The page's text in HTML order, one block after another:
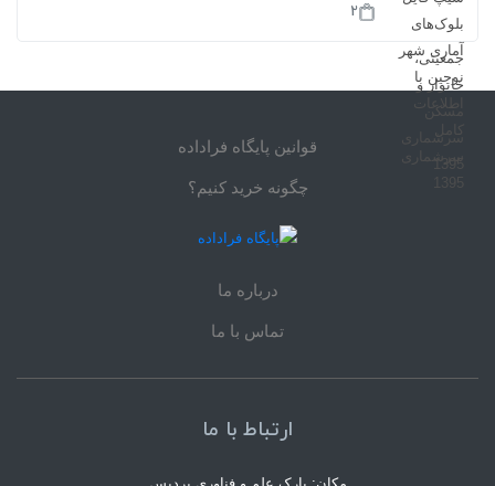
2
قوانین پایگاه فراداده
چگونه خرید کنیم؟
درباره ما
تماس با ما
ارتباط با ما